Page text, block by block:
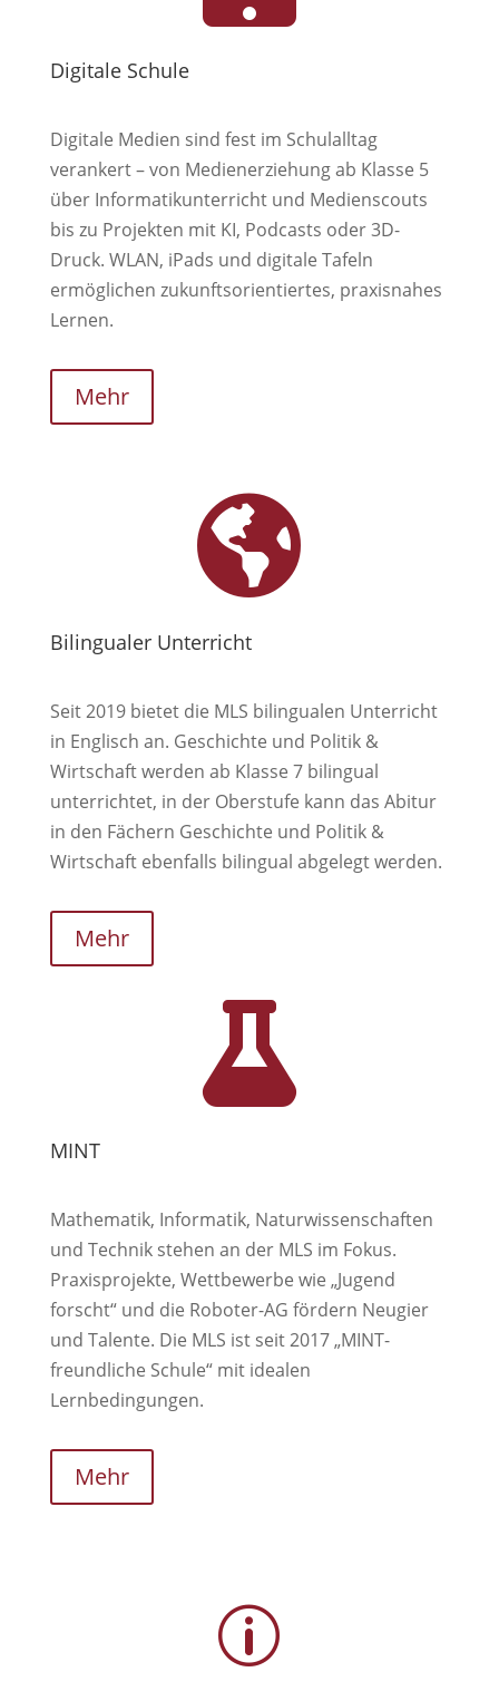
Digitale Schule
Digitale Medien sind fest im Schulalltag
verankert – von Medienerziehung ab Klasse 5
über Informatikunterricht und Medienscouts
bis zu Projekten mit KI, Podcasts oder 3D-
Druck. WLAN, iPads und digitale Tafeln
ermöglichen zukunftsorientiertes, praxisnahes
Lernen.
Mehr

Bilingualer Unterricht
Seit 2019 bietet die MLS bilingualen Unterricht
in Englisch an. Geschichte und Politik &
Wirtschaft werden ab Klasse 7 bilingual
unterrichtet, in der Oberstufe kann das Abitur
in den Fächern Geschichte und Politik &
Wirtschaft ebenfalls bilingual abgelegt werden.
Mehr

MINT
Mathematik, Informatik, Naturwissenschaften
und Technik stehen an der MLS im Fokus.
Praxisprojekte, Wettbewerbe wie „Jugend
forscht“ und die Roboter-AG fördern Neugier
und Talente. Die MLS ist seit 2017 „MINT-
freundliche Schule“ mit idealen
Lernbedingungen.
Mehr
p